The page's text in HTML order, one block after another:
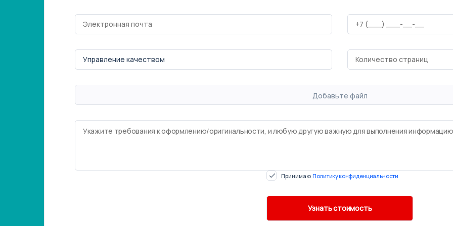
Добавьте файл
Принимаю Политику конфиденциальности